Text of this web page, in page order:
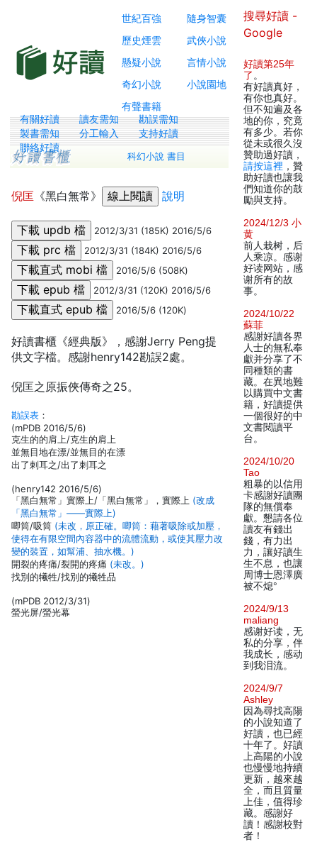
世紀百強
隨身智囊
歷史煙雲
武俠小說
懸疑小說
言情小說
奇幻小說
小說園地
有聲書籍
有關好讀 讀友需知
勘誤需知
製書需知
分工輸入
支持好讀
聯絡好讀
科幻小說 書目
倪匡 《黑白無常》 說明
2012/3/31 (185K) 2016/5/6
2012/3/31 (184K) 2016/5/6
2016/5/6 (508K)
2012/3/31 (120K) 2016/5/6
2016/5/6 (120K)
好讀書櫃《經典版》，感謝Jerry Peng提
供文字檔。感謝henry142勘誤2處。
倪匡之原振俠傳奇之25。
勘誤表 ：
(mPDB 2016/5/6)
克生的的肩上/克生的肩上
並無目地在漂/並無目的在漂
出了剌耳之/出了刺耳之
(henry142 2016/5/6)
「黑白無常」實際上/「黑白無常」，實際上 (改成
「黑白無常」——實際上)
唧筒/吸筒 (未改，原正確。唧筒：藉著吸除或加壓，
使得在有限空間內容器中的流體流動，或使其壓力改
變的裝置，如幫浦、抽水機。)
開裂的疼痛/裂開的疼痛 (未改。)
找別的犧牲/找別的犧牲品
(mPDB 2012/3/31)
螢光屏/螢光幕
搜尋好讀 -
Google
好讀第25年
了 。
有好讀真好，
有你也真好。
但不知遍及各
地的你，究竟
有多少。若你
從未或很久沒
贊助過好讀，
請按這裡 ，贊
助好讀也讓我
們知道你的鼓
勵與支持。
2024/12/3 小
黄
前人栽树，后
人乘凉。感谢
好读网站，感
谢所有的故
事。
2024/10/22
蘇菲
感謝好讀各界
人士的無私奉
獻并分享了不
同種類的書
藏。在異地難
以購買中文書
籍，好讀提供
一個很好的中
文書閱讀平
台。
2024/10/20
Tao
粗暴的以信用
卡感謝好讀團
隊的無償奉
獻。懇請各位
讀友有錢出
錢，有力出
力，讓好讀生
生不息，也讓
周博士恩澤廣
被不熄°
2024/9/13
maliang
感谢好读，无
私的分享，伴
我成长，感动
到我泪流。
2024/9/7
Ashley
因為尋找高陽
的小說知道了
好讀，也已經
十年了。好讀
上高陽的小說
也慢慢地持續
更新，越來越
全，而且質量
上佳，值得珍
藏。感謝好
讀！感謝校對
者！